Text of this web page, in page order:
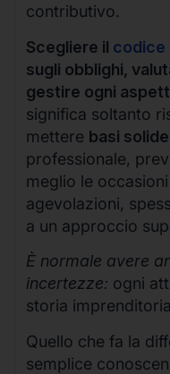
contributivo.
Scegliere il codice
sugli obblighi,
gestire ogni
significa soltanto
mettere basi solide
professionale,
meglio le
agevolazioni,
a un approccio
È normale avere
incertezze: ogni
storia
Quello che fa la
semplice